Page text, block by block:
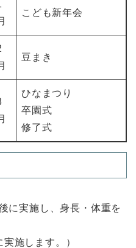
こども新年会
豆まき
ひなまつり
卒園式
修了式
に実施し、身長・体重を
施します。）